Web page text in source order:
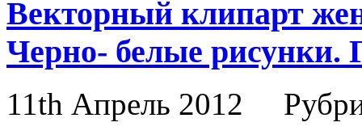
Векторный клипарт
Черно- белые рисунки.
11th Апрель 2012